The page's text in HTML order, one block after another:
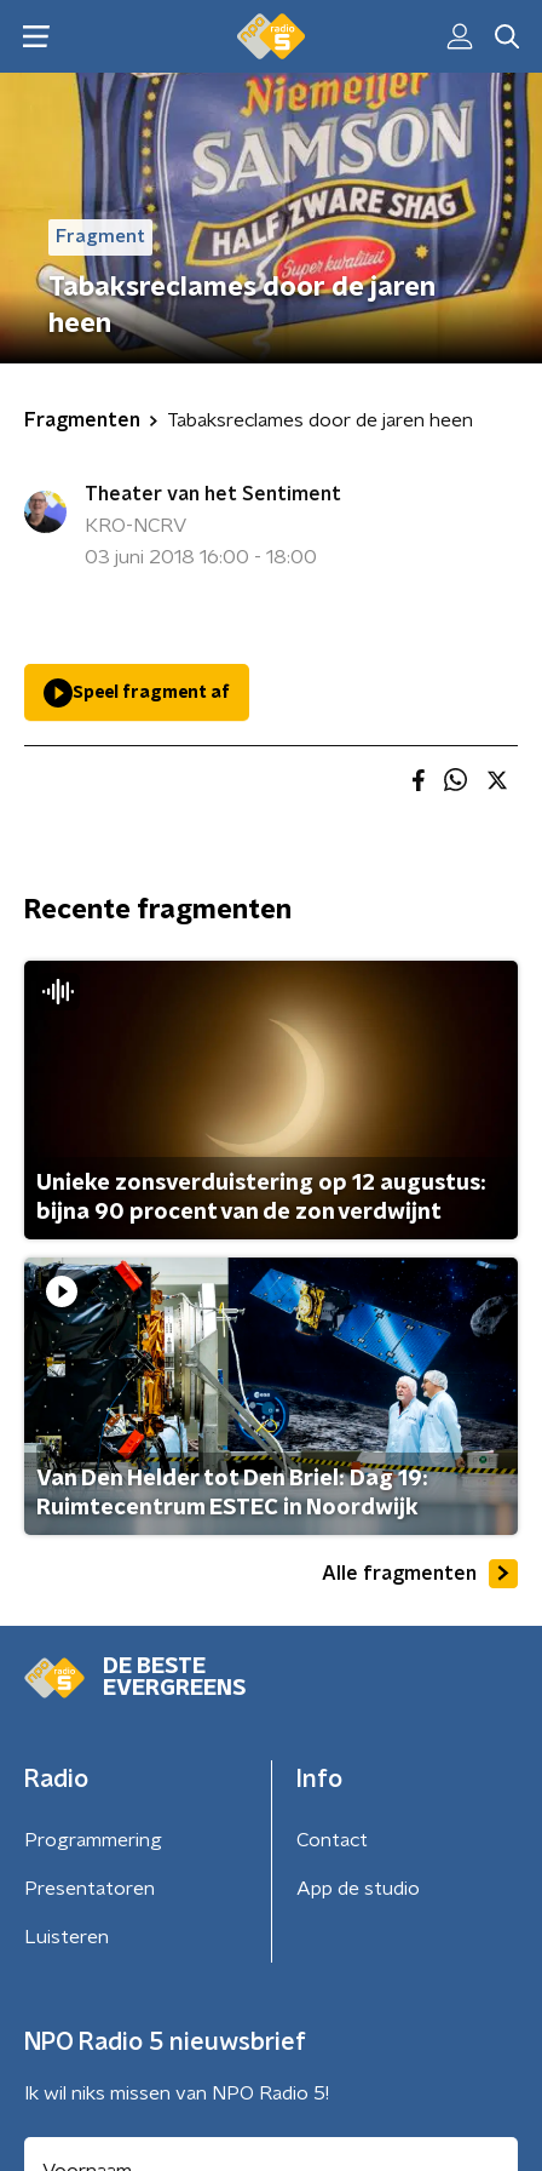
Fragment
Tabaksreclames door de jaren
heen
Fragmenten Tabaksreclames door de jaren heen
Theater van het Sentiment
KRO-NCRV
03 juni 2018 16:00 - 18:00
Speel fragment af
Recente fragmenten
Unieke zonsverduistering op 12 augustus:
bijna 90 procent van de zon verdwijnt
Van Den Helder tot Den Briel: Dag 19:
Ruimtecentrum ESTEC in Noordwijk
Alle fragmenten
DE BESTE
EVERGREENS
Radio
Programmering
Presentatoren
Luisteren
Info
Contact
App de studio
NPO Radio 5 nieuwsbrief
Ik wil niks missen van NPO Radio 5!